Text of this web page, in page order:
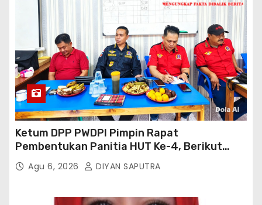
Ketum DPP PWDPI Pimpin Rapat
Pembentukan Panitia HUT Ke-4, Berikut
Susunan Dan Rangkaian Kegiatannya
Agu 6, 2026 DIYAN SAPUTRA